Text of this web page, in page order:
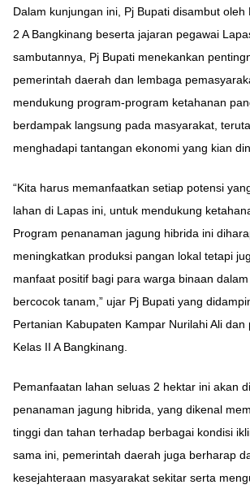
Dalam kunjungan ini, Pj Bupati disambut oleh
2 A Bangkinang beserta jajaran pegawai
sambutannya, Pj Bupati menekankan
pemerintah daerah dan lembaga
mendukung program-program ketahanan
berdampak langsung pada masyarakat,
menghadapi tantangan ekonomi yang kian
“Kita harus memanfaatkan setiap potensi
lahan di Lapas ini, untuk mendukung
Program penanaman jagung hibrida ini
meningkatkan produksi pangan lokal tetapi
manfaat positif bagi para warga binaan
bercocok tanam,” ujar Pj Bupati yang
Pertanian Kabupaten Kampar Nurilahi Ali dan
Kelas II A Bangkinang.
Pemanfaatan lahan seluas 2 hektar ini akan
penanaman jagung hibrida, yang dikenal
tinggi dan tahan terhadap berbagai kondisi
sama ini, pemerintah daerah juga berharap
kesejahteraan masyarakat sekitar serta